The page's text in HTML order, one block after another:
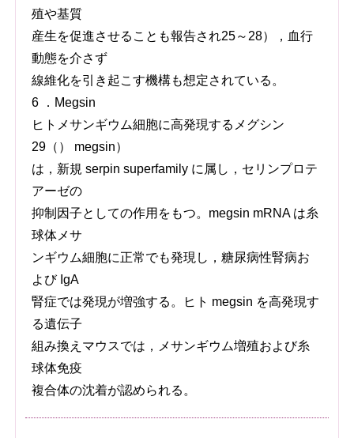
殖や基質
産生を促進させることも報告され25～28），血行
動態を介さず
線維化を引き起こす機構も想定されている。
6 ．Megsin
ヒトメサンギウム細胞に高発現するメグシン
29（） megsin）
は，新規 serpin superfamily に属し，セリンプロテ
アーゼの
抑制因子としての作用をもつ。megsin mRNA は糸
球体メサ
ンギウム細胞に正常でも発現し，糖尿病性腎病お
よび IgA
腎症では発現が増強する。ヒト megsin を高発現す
る遺伝子
組み換えマウスでは，メサンギウム増殖および糸
球体免疫
複合体の沈着が認められる。